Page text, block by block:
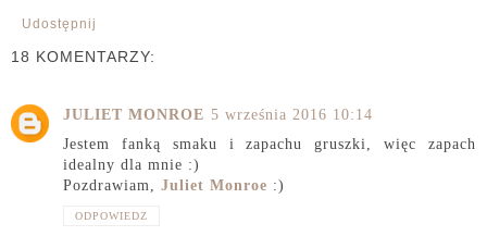
Udostępnij
18 KOMENTARZY:
JULIET MONROE 5 września 2016 10:14
Jestem fanką smaku i zapachu gruszki, więc zapach
idealny dla mnie :)
Pozdrawiam, Juliet Monroe :)
ODPOWIEDZ